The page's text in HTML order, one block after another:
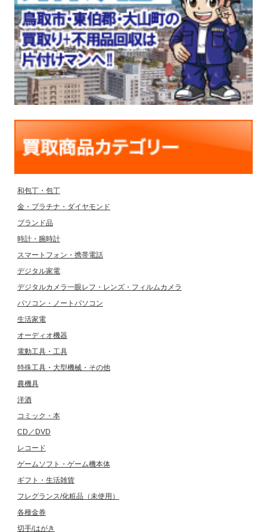
和包丁・包丁
金・プラチナ・ダイヤモンド
ブランド品
時計・腕時計
スマートフォン・携帯電話
デジタル家電
デジタルカメラ一眼レフ・レンズ・フィルムカメラ
パソコン・ノートパソコン
生活家電
オーディオ機器
電動工具・工具
特殊工具・大型機械・その他
農機具
洋酒
コミック・本
CD／DVD
レコード
ゲームソフト・ゲーム機本体
ギフト・生活雑貨
フレグランス/化粧品（未使用）
各種金券
切手/はがき